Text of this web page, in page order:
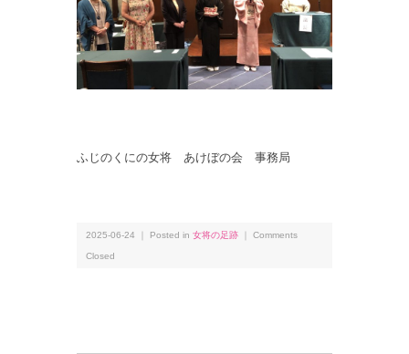
ふじのくにの女将 あけぼの会 事務局
2025-06-24 ｜ Posted in 女将の足跡 Comments
Closed